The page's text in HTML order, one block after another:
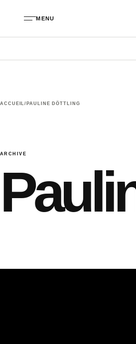
MENU
ACCUEIL/ PAULINE DÖTTLING
ARCHIVE